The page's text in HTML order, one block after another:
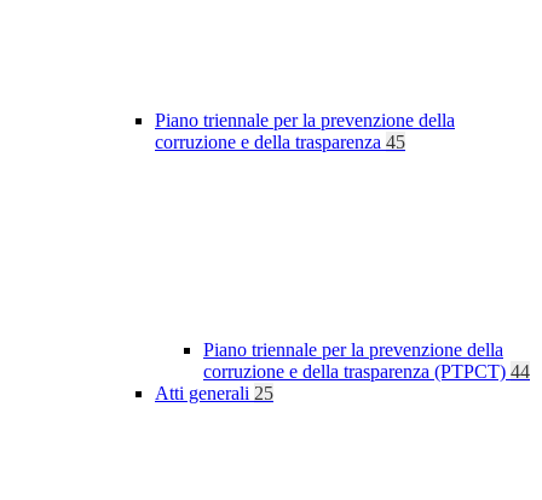
Piano triennale per la prevenzione della
corruzione e della trasparenza 45
Piano triennale per la prevenzione della
corruzione e della trasparenza (PTPCT) 44
Atti generali 25